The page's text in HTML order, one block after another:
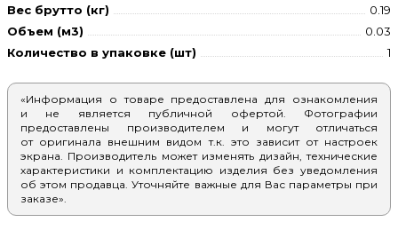
Вес брутто (кг)
0.19
Объем (м3)
0.03
Количество в упаковке (шт)
1
«Информация о товаре предоставлена для ознакомления
и не является публичной офертой. Фотографии
предоставлены производителем и могут отличаться
от оригинала внешним видом т.к. это зависит от настроек
экрана. Производитель может изменять дизайн, технические
характеристики и комплектацию изделия без уведомления
об этом продавца. Уточняйте важные для Вас параметры при
заказе».